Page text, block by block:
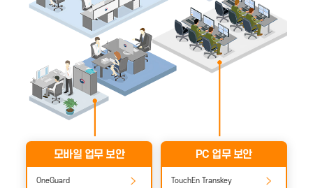
모바일 업무 보안
OneGuard
PC 업무 보안
TouchEn Transkey